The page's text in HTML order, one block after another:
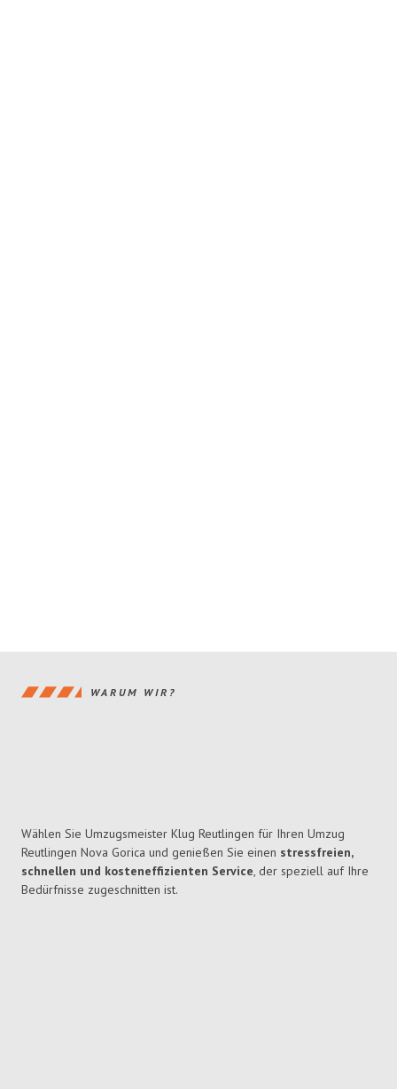
WARUM WIR?
Wählen Sie Umzugsmeister Klug Reutlingen für Ihren Umzug
Reutlingen Nova Gorica und genießen Sie einen stressfreien,
schnellen und kosteneffizienten Service, der speziell auf Ihre
Bedürfnisse zugeschnitten ist.